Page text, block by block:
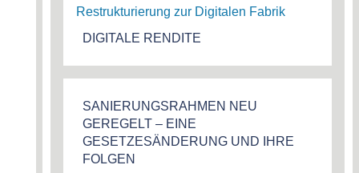
DIGITALE RENDITE
SANIERUNGSRAHMEN NEU
GEREGELT – EINE
GESETZESÄNDERUNG UND IHRE
FOLGEN